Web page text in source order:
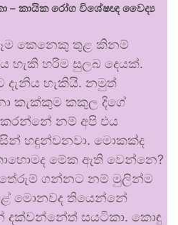
– කායික රෝග විශේෂඥ වෛද්‍ය
කෙනෙකු තුළ කිනම්
හරිම සුලබ දෙයක්.
දැනිය හැකියි. නමුත්
කැක්කුම කකුල දිගේ
නම් අපි එය
හඳුන්වනවා. මොකක්ද
මේක ඇති වෙන්නෙ?
තේරුම් ගන්නට නම් මුලින්ම
මොනවද තියෙන්නේ
දක්වන්නේත් සයටිකා. කොඳු